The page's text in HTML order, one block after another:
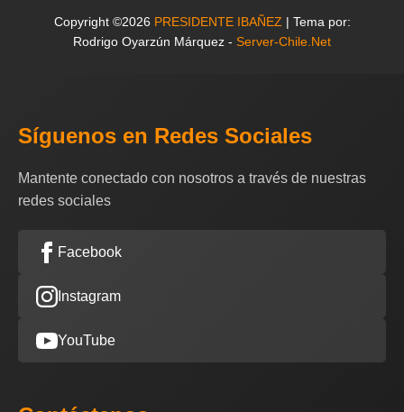
Copyright ©2026 PRESIDENTE IBAÑEZ | Tema por:
Rodrigo Oyarzún Márquez - Server-Chile.Net
Síguenos en Redes Sociales
Mantente conectado con nosotros a través de nuestras
redes sociales
Facebook
Instagram
YouTube